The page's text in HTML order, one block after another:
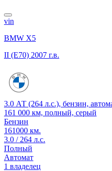
vin
BMW X5
II (E70) 2007 г.в.
3.0 АТ (264 л.с.), бензин,
161 000 км, полный, серый
Бензин
161000 км.
3.0 / 264 л.с.
Полный
Автомат
1 владелец